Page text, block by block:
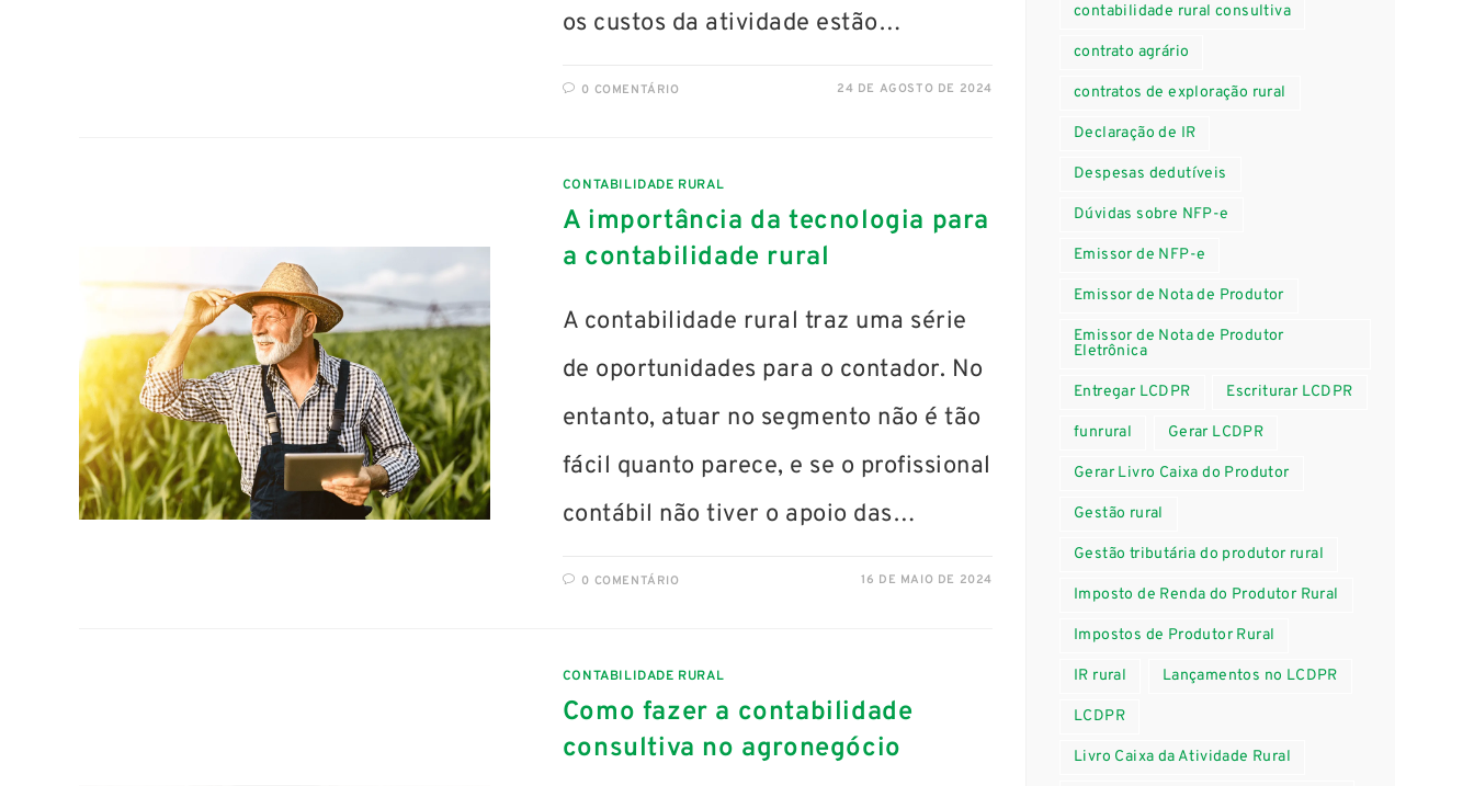
os custos da atividade estão…
0 COMENTÁRIO 24 DE AGOSTO DE 2024
CONTABILIDADE RURAL
A importância da tecnologia para
a contabilidade rural
A contabilidade rural traz uma série
de oportunidades para o contador. No
entanto, atuar no segmento não é tão
fácil quanto parece, e se o profissional
contábil não tiver o apoio das…
0 COMENTÁRIO 16 DE MAIO DE 2024
CONTABILIDADE RURAL
Como fazer a contabilidade
consultiva no agronegócio
contabilidade rural consultiva
contrato agrário
contratos de exploração rural
Declaração de IR
Despesas dedutíveis
Dúvidas sobre NFP-e
Emissor de NFP-e
Emissor de Nota de Produtor
Emissor de Nota de Produtor
Eletrônica
Entregar LCDPR Escriturar LCDPR
funrural Gerar LCDPR
Gerar Livro Caixa do Produtor
Gestão rural
Gestão tributária do produtor rural
Imposto de Renda do Produtor Rural
Impostos de Produtor Rural
IR rural Lançamentos no LCDPR
LCDPR
Livro Caixa da Atividade Rural